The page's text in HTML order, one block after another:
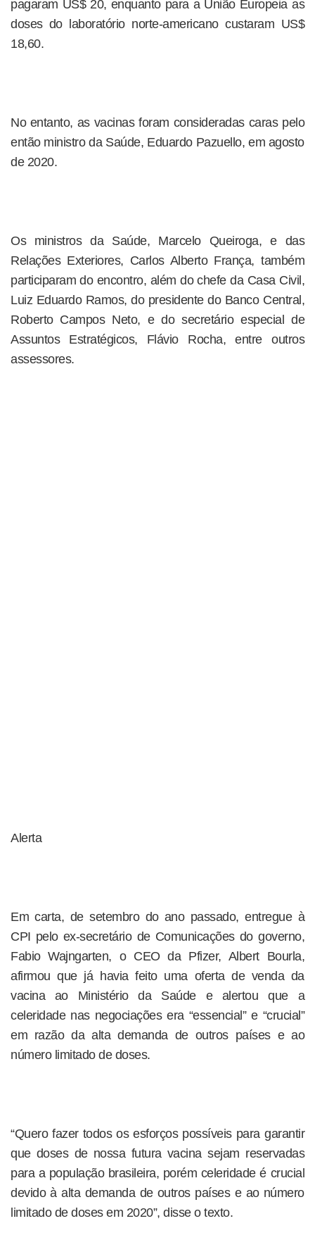
pagaram US$ 20, enquanto para a União Europeia as
doses do laboratório norte-americano custaram US$
18,60.
No entanto, as vacinas foram consideradas caras pelo
então ministro da Saúde, Eduardo Pazuello, em agosto
de 2020.
Os ministros da Saúde, Marcelo Queiroga, e das
Relações Exteriores, Carlos Alberto França, também
participaram do encontro, além do chefe da Casa Civil,
Luiz Eduardo Ramos, do presidente do Banco Central,
Roberto Campos Neto, e do secretário especial de
Assuntos Estratégicos, Flávio Rocha, entre outros
assessores.
Alerta
Em carta, de setembro do ano passado, entregue à
CPI pelo ex-secretário de Comunicações do governo,
Fabio Wajngarten, o CEO da Pfizer, Albert Bourla,
afirmou que já havia feito uma oferta de venda da
vacina ao Ministério da Saúde e alertou que a
celeridade nas negociações era “essencial” e “crucial”
em razão da alta demanda de outros países e ao
número limitado de doses.
“Quero fazer todos os esforços possíveis para garantir
que doses de nossa futura vacina sejam reservadas
para a população brasileira, porém celeridade é crucial
devido à alta demanda de outros países e ao número
limitado de doses em 2020”, disse o texto.